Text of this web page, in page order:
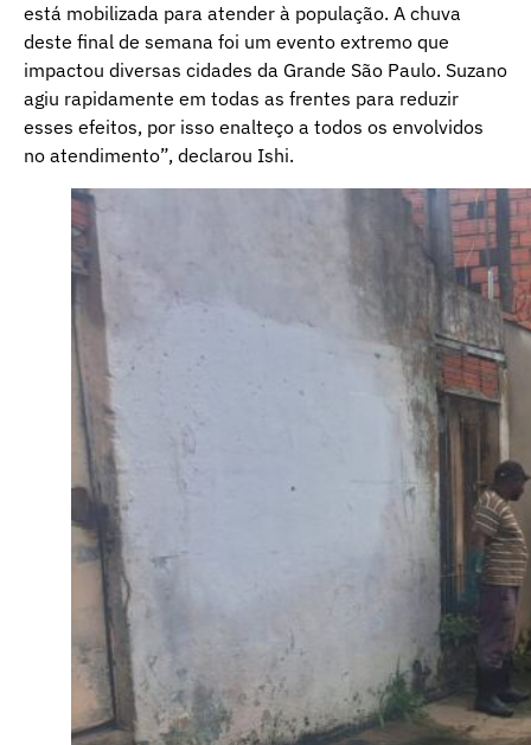
está mobilizada para atender à população. A chuva
deste final de semana foi um evento extremo que
impactou diversas cidades da Grande São Paulo. Suzano
agiu rapidamente em todas as frentes para reduzir
esses efeitos, por isso enalteço a todos os envolvidos
no atendimento”, declarou Ishi.